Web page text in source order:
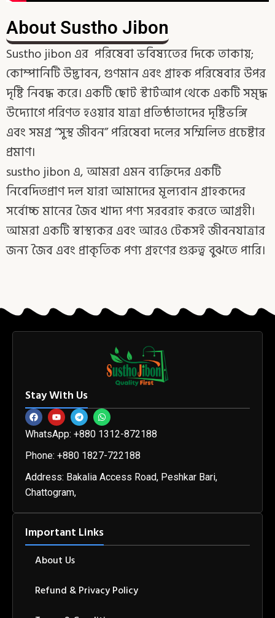
About Sustho Jibon
Sustho jibon এর পরিষেবা ভবিষ্যতের দিকে তাকায়;
কোম্পানিটি উদ্ভাবন, গুণমান এবং গ্রাহক পরিষেবার উপর
দৃষ্টি নিবদ্ধ করে। একটি ছোট স্টার্টআপ থেকে একটি সমৃদ্ধ
উদ্যোগে পরিণত হওয়ার যাত্রা প্রতিষ্ঠাতাদের দৃষ্টিভঙ্গি
এবং সমগ্র “সুস্থ জীবন” পরিষেবা দলের সম্মিলিত প্রচেষ্টার
প্রমাণ।
sustho jibon এ, আমরা এমন ব্যক্তিদের একটি
নিবেদিতপ্রাণ দল যারা আমাদের মূল্যবান গ্রাহকদের
সর্বোচ্চ মানের জৈব খাদ্য পণ্য সরবরাহ করতে আগ্রহী।
আমরা একটি স্বাস্থ্যকর এবং আরও টেকসই জীবনযাত্রার
জন্য জৈব এবং প্রাকৃতিক পণ্য গ্রহণের গুরুত্ব বুঝতে পারি।
Stay With Us
WhatsApp: +880 1312-872188
Phone: +880 1827-722188
Address: Bakalia Access Road, Peshkar Bari,
Chattogram,
Important Links
About Us
Refund & Privacy Policy